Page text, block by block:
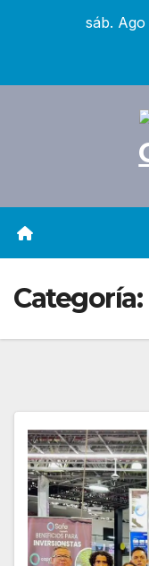
sáb.
Categoría: